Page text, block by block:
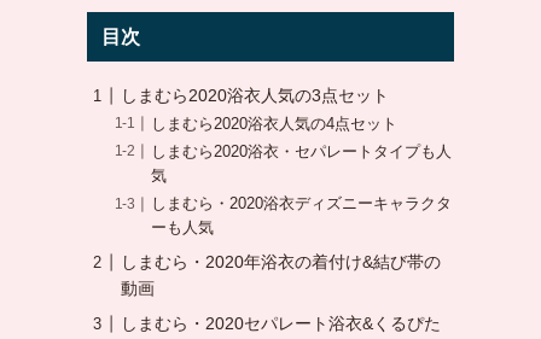
リ
目次
しまむら2020浴衣人気の3点セット
しまむら2020浴衣人気の4点セット
しまむら2020浴衣・セパレートタイプも人
気
しまむら・2020浴衣ディズニーキャラクタ
ーも人気
しまむら・2020年浴衣の着付け&結び帯の
動画
しまむら・2020セパレート浴衣&くるぴた